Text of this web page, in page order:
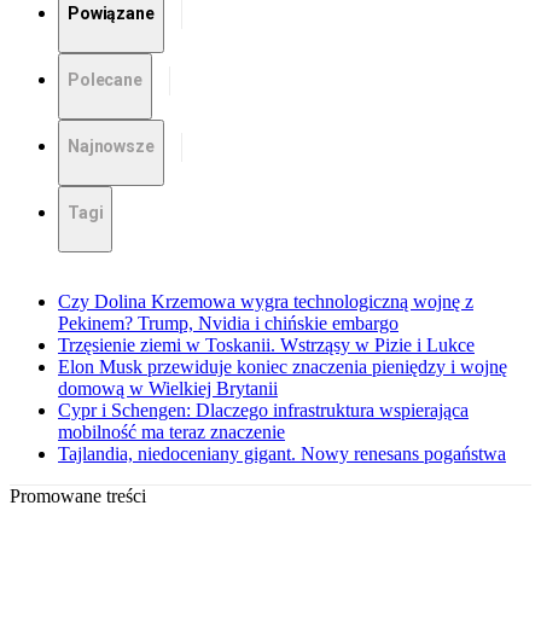
Powiązane
Polecane
Najnowsze
Tagi
Czy Dolina Krzemowa wygra technologiczną wojnę z
Pekinem? Trump, Nvidia i chińskie embargo
Trzęsienie ziemi w Toskanii. Wstrząsy w Pizie i Lukce
Elon Musk przewiduje koniec znaczenia pieniędzy i wojnę
domową w Wielkiej Brytanii
Cypr i Schengen: Dlaczego infrastruktura wspierająca
mobilność ma teraz znaczenie
Tajlandia, niedoceniany gigant. Nowy renesans pogaństwa
Promowane treści